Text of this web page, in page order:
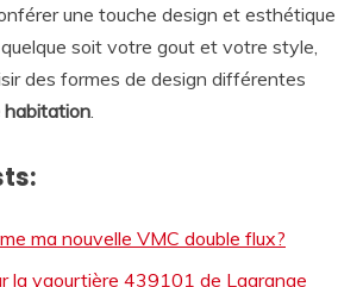
une touche design et esthétique
soit votre gout et votre style,
des formes de design différentes
.
ma nouvelle VMC double flux?
la yaourtière 439101 de Lagrange